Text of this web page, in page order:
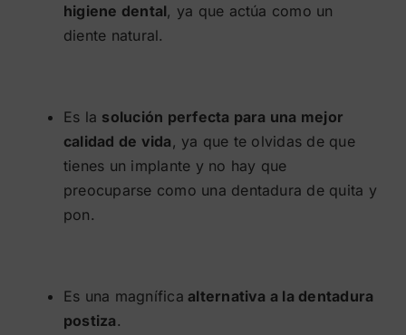
higiene dental, ya que actúa como un
diente natural.
Es la solución perfecta para una mejor
calidad de vida , ya que te olvidas de que
tienes un implante y no hay que
preocuparse como una dentadura de quita y
pon.
Es una magnífica alternativa a la dentadura
postiza.